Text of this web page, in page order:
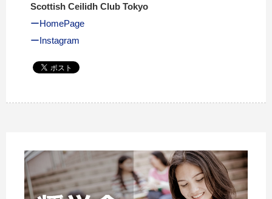
Scottish Ceilidh Club Tokyo
ーHomePage
ーInstagram